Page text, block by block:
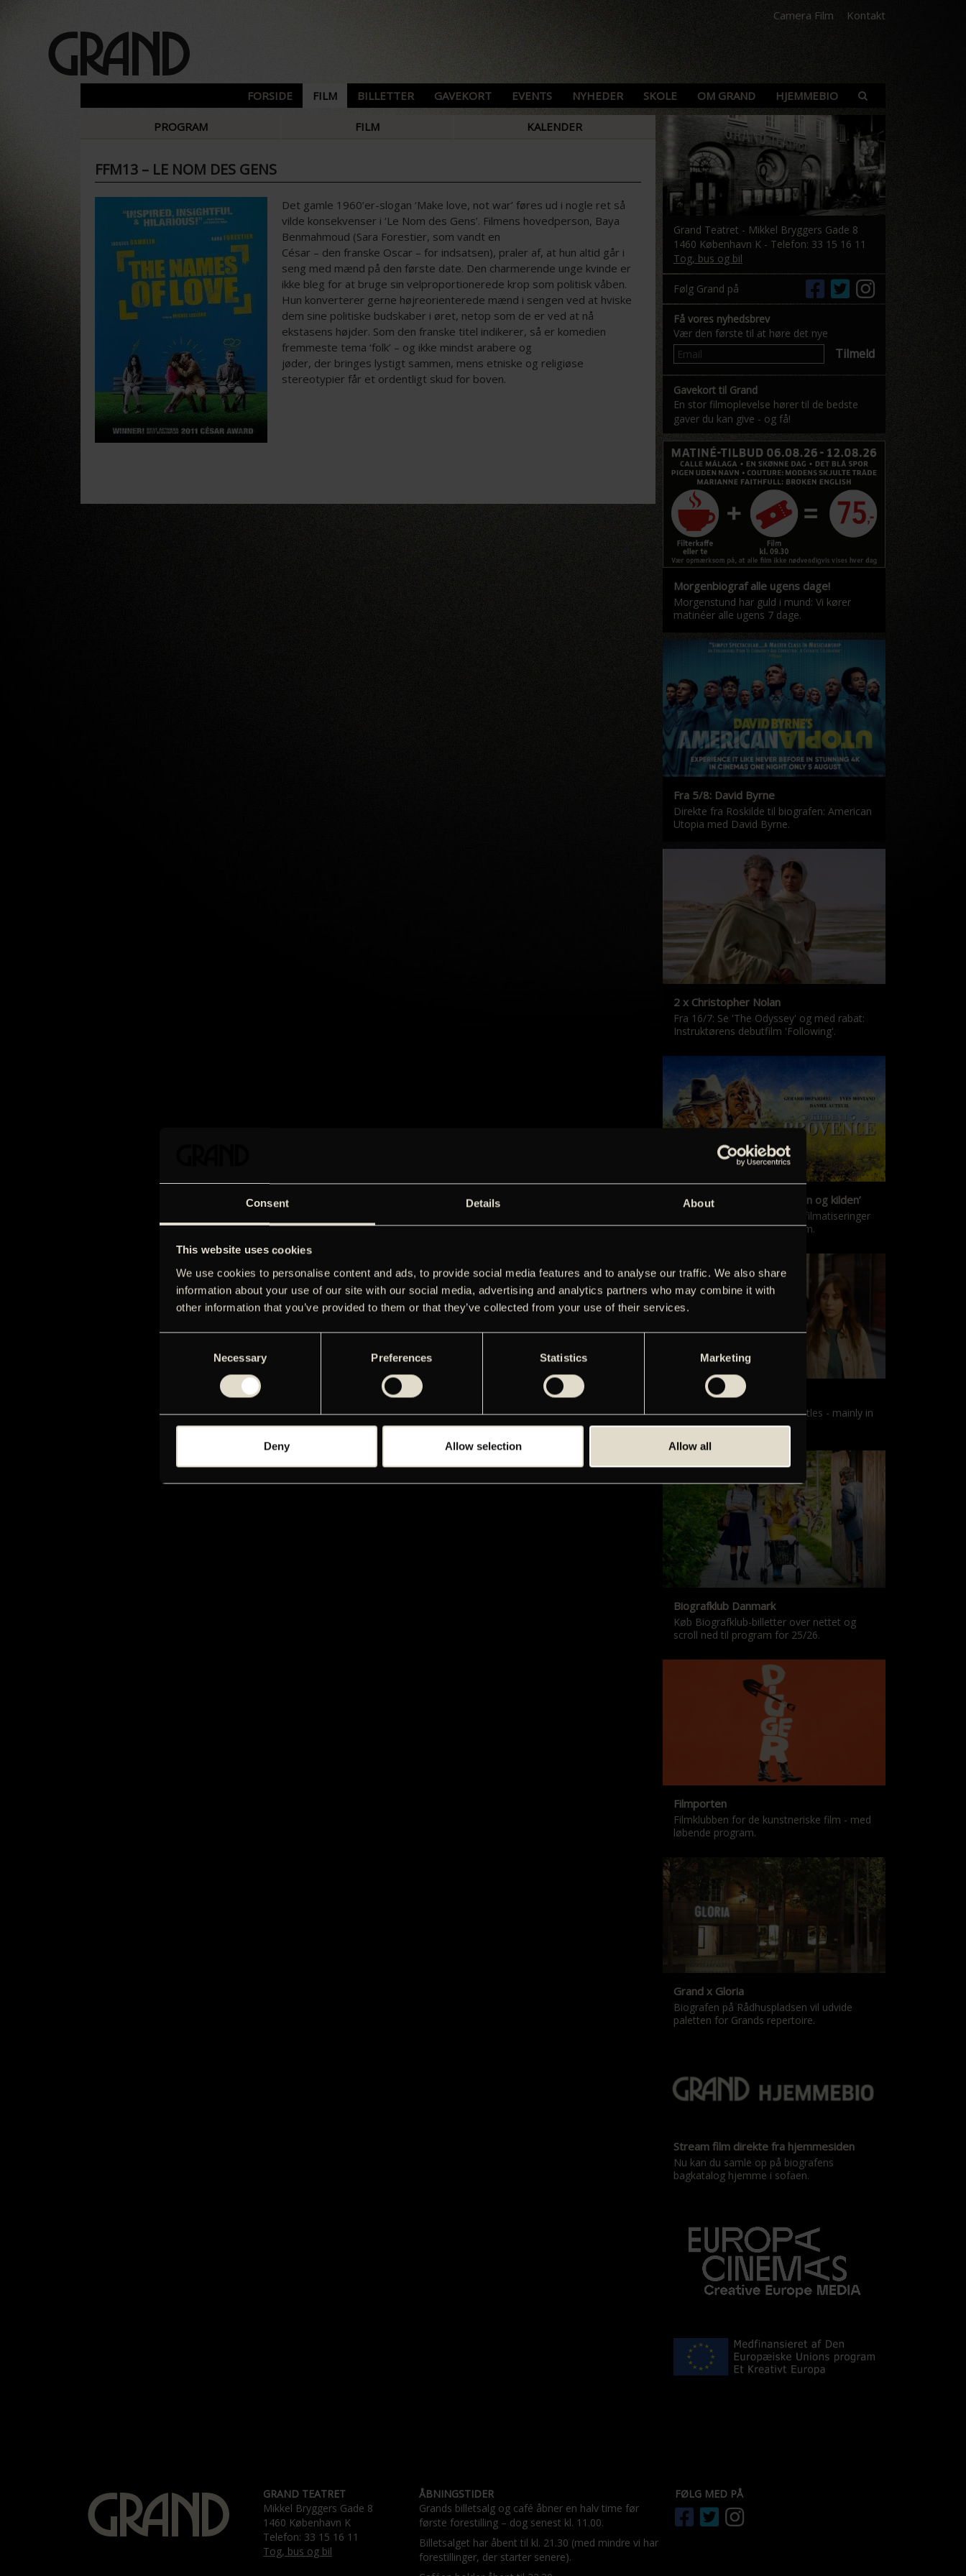
Consent Details About
This website uses cookies
We use cookies to personalise content and ads, to provide social media features and to analyse our traffic. We also share
information about your use of our site with our social media, advertising and analytics partners who may combine it with
other information that you’ve provided to them or that they’ve collected from your use of their services.
Necessary Preferences Statistics Marketing
Deny Allow selection Allow all
Camera Film Kontakt
FORSIDE FILM BILLETTER GAVEKORT EVENTS NYHEDER SKOLE OM GRAND HJEMMEBIO
PROGRAM FILM KALENDER
FFM13 – LE NOM DES GENS
Det gamle 1960’er-slogan ‘Make love, not war’ føres ud i nogle ret så
vilde konsekvenser i ‘Le Nom des Gens’. Filmens hovedperson, Baya
Benmahmoud (Sara Forestier, som vandt en
César – den franske Oscar – for indsatsen), praler af, at hun altid går i
seng med mænd på den første date. Den charmerende unge kvinde er
ikke bleg for at bruge sin velproportionerede krop som politisk våben.
Hun konverterer gerne højreorienterede mænd i sengen ved at hviske
dem sine politiske budskaber i øret, netop som de er ved at nå
ekstasens højder. Som den franske titel indikerer, så er komedien
fremmeste tema ‘folk’ – og ikke mindst arabere og
jøder, der bringes lystigt sammen, mens etniske og religiøse
stereotypier får et ordentligt skud for boven.
Grand Teatret - Mikkel Bryggers Gade 8
1460 København K - Telefon: 33 15 16 11
Tog, bus og bil
Følg Grand på
Få vores nyhedsbrev
Vær den første til at høre det nye
Tilmeld
Gavekort til Grand
En stor filmoplevelse hører til de bedste
gaver du kan give - og få!
Morgenbiograf alle ugens dage!
Morgenstund har guld i mund: Vi kører
matinéer alle ugens 7 dage.
Fra 5/8: David Byrne
Direkte fra Roskilde til biografen: American
Utopia med David Byrne.
2 x Christopher Nolan
Fra 16/7: Se 'The Odyssey' og med rabat:
Instruktørens debutfilm 'Following'.
‘Kilden i Provence’ & ‘Manon og kilden’
De klassiske Marcel Pagnol-filmatiseringer
er tilbage i nyrestaureret form.
Films with English subtitles
Screenings with English subtitles - mainly in
our sister cinema, Gloria.
Biografklub Danmark
Køb Biografklub-billetter over nettet og
scroll ned til program for 25/26.
Filmporten
Filmklubben for de kunstneriske film - med
løbende program.
Grand x Gloria
Biografen på Rådhuspladsen vil udvide
paletten for Grands repertoire.
Stream film direkte fra hjemmesiden
Nu kan du samle op på biografens
bagkatalog hjemme i sofaen.
GRAND TEATRET
Mikkel Bryggers Gade 8
1460 København K
Telefon: 33 15 16 11
Tog, bus og bil
ÅBNINGSTIDER
Grands billetsalg og café åbner en halv time før
første forestilling – dog senest kl. 11.00.
Billetsalget har åbent til kl. 21.30 (med mindre vi har
forestillinger, der starter senere).
FØLG MED PÅ